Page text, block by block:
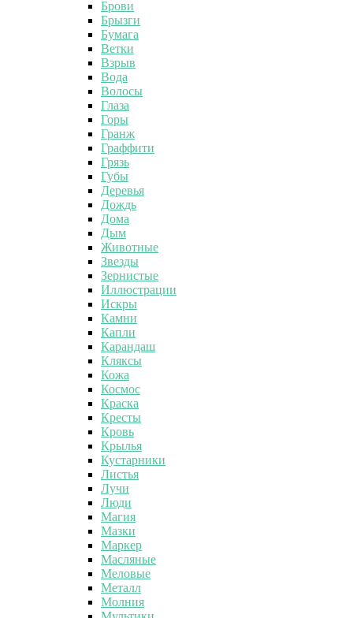
Брови
Брызги
Бумага
Ветки
Взрыв
Вода
Волосы
Глаза
Горы
Гранж
Граффити
Грязь
Губы
Деревья
Дождь
Дома
Дым
Животные
Звезды
Зернистые
Иллюстрации
Искры
Камни
Капли
Карандаш
Кляксы
Кожа
Космос
Краска
Кресты
Кровь
Крылья
Кустарники
Листья
Лучи
Люди
Магия
Мазки
Маркер
Масляные
Меловые
Металл
Молния